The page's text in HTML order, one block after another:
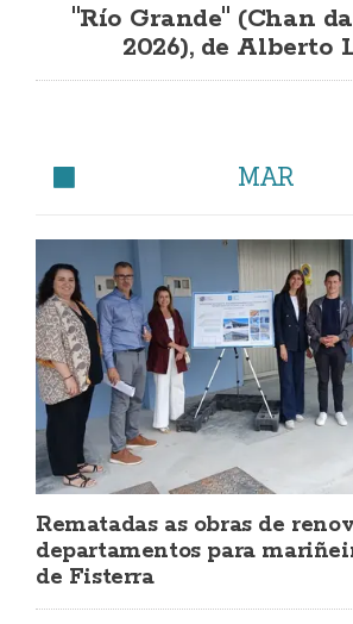
"Río Grande" (Chan
2026), de Alberto
MAR
Rematadas as obras de
departamentos para
de Fisterra